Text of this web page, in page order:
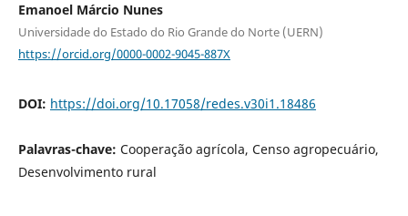
Emanoel Márcio Nunes
Universidade do Estado do Rio Grande do Norte (UERN)
https://orcid.org/0000-0002-9045-887X
DOI: https://doi.org/10.17058/redes.v30i1.18486
Palavras-chave: Cooperação agrícola, Censo agropecuário,
Desenvolvimento rural